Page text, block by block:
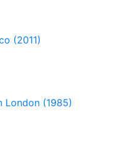
(2011)
London (1985)